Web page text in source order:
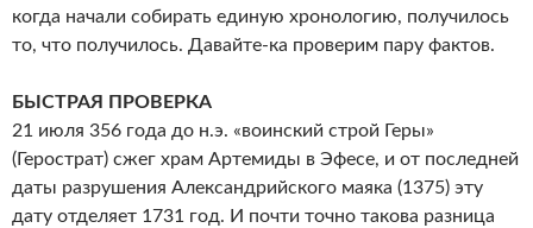
когда начали собирать единую хронологию, получилось
то, что получилось. Давайте-ка проверим пару фактов.
БЫСТРАЯ ПРОВЕРКА
21 июля 356 года до н.э. «воинский строй Геры»
(Герострат) сжег храм Артемиды в Эфесе, и от последней
даты разрушения Александрийского маяка (1375) эту
дату отделяет 1731 год. И почти точно такова разница